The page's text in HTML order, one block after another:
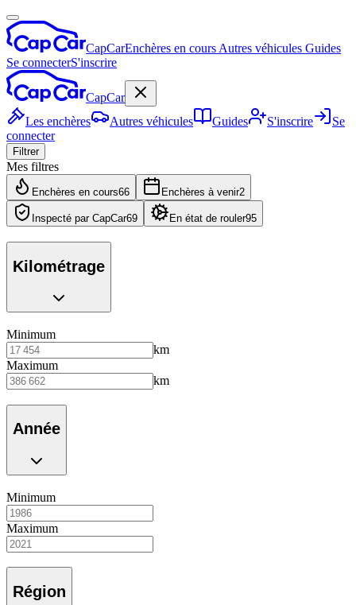
CapCarEnchères en cours Autres véhicules Guides
Se connecterS'inscrire
CapCar
Les enchères
Autres véhicules Guides S'inscrire
Se
connecter
Filtrer
Mes filtres
Enchères en cours66 Enchères à venir2
Inspecté par CapCar69 En état de rouler95
Kilométrage
Minimum
km
Maximum
km
Année
Minimum
Maximum
Région